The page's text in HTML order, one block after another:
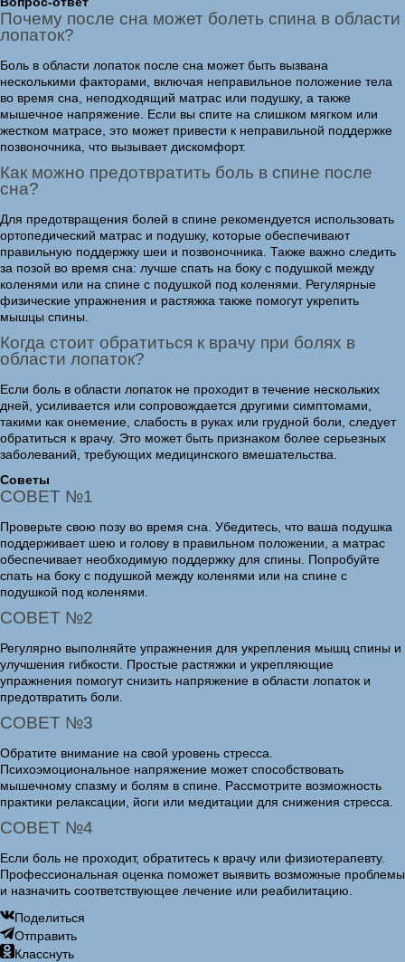
Почему после сна может болеть спина в области
лопаток?
Боль в области лопаток после сна может быть вызвана
несколькими факторами, включая неправильное положение тела
во время сна, неподходящий матрас или подушку, а также
мышечное напряжение. Если вы спите на слишком мягком или
жестком матрасе, это может привести к неправильной поддержке
позвоночника, что вызывает дискомфорт.
Как можно предотвратить боль в спине после
сна?
Для предотвращения болей в спине рекомендуется использовать
ортопедический матрас и подушку, которые обеспечивают
правильную поддержку шеи и позвоночника. Также важно следить
за позой во время сна: лучше спать на боку с подушкой между
коленями или на спине с подушкой под коленями. Регулярные
физические упражнения и растяжка также помогут укрепить
мышцы спины.
Когда стоит обратиться к врачу при болях в
области лопаток?
Если боль в области лопаток не проходит в течение нескольких
дней, усиливается или сопровождается другими симптомами,
такими как онемение, слабость в руках или грудной боли, следует
обратиться к врачу. Это может быть признаком более серьезных
заболеваний, требующих медицинского вмешательства.
Советы
СОВЕТ №1
Проверьте свою позу во время сна. Убедитесь, что ваша подушка
поддерживает шею и голову в правильном положении, а матрас
обеспечивает необходимую поддержку для спины. Попробуйте
спать на боку с подушкой между коленями или на спине с
подушкой под коленями.
СОВЕТ №2
Регулярно выполняйте упражнения для укрепления мышц спины и
улучшения гибкости. Простые растяжки и укрепляющие
упражнения помогут снизить напряжение в области лопаток и
предотвратить боли.
СОВЕТ №3
Обратите внимание на свой уровень стресса.
Психоэмоциональное напряжение может способствовать
мышечному спазму и болям в спине. Рассмотрите возможность
практики релаксации, йоги или медитации для снижения стресса.
СОВЕТ №4
Если боль не проходит, обратитесь к врачу или физиотерапевту.
Профессиональная оценка поможет выявить возможные проблемы
и назначить соответствующее лечение или реабилитацию.
Поделиться
Отправить
Класснуть